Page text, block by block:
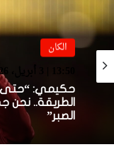
الكان
13:50 | 3 أبريل، 2026
حكيمي: “حتى
13:39 | 3 أبريل، 2026